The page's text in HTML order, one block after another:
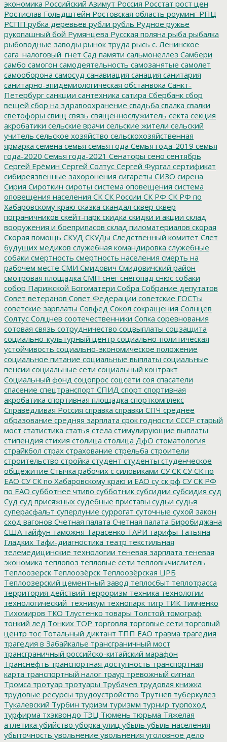
экономика Российский Азимут Россия Росстат рост цен
Ростислав Гольдштейн Ростовская область роуминг РПЦ
РСПП рубка деревьев рубли рубль Рудное ружье
рукопашный бой Румянцева Русская поляна рыба рыбалка
рыбоводные заводы рынок труда рысь с. Ленинское
сага_налоговый_гнет Сад памяти сальмонеллез Самбери
самбо самогон самодеятельность самозанятые самолет
самооборона самосуд санавиация санация санитария
санитарно-эпидемиологическая обстанвока Санкт-
Петербург санкции сантехника сатира Сбербанк сбор
вещей сбор на здравоохранение свадьба свалка свалки
светофоры свищ связь священнослужитель секта секция
акробатики сельские врачи сельские жители сельский
учитель сельское хозяйство сельскохозяйственная
ярмарка семена семья семья года Семья года-2019 семья
года-2020 Семья года-2021 Сенаторы сено сентябрь
Сергей Ерёмин Сергей Солтус Сергей Фургал сертификат
сибиреязвенные захоронения сигареты СИЗО сирена
Сирия Сироткин сироты система оповещения система
оповещения населения СК СК России СК РФ СК РФ по
Хабаровскому краю сказка скандал сквер сквер
пограничников скейт-парк скидка скидки и акции склад
вооружения и боеприпасов склад пиломатериалов скорая
Скорая помощь СКУД СКУДы Следственный комитет Слет
будущих медиков служебная командировка служебные
собаки смертность смертность населения смерть на
рабочем месте СМИ Смидович Смидовичский район
смотровая площадка СМП снег снегопад снюс собаки
собор Парижской Богоматери Собра Собрание депутатов
Совет ветеранов Совет Федерации советские ГОСТы
советские зарплаты Совфед Сокол сокращения Солнцев
Солтус Солцнев соотечественники Сопка соревнования
сотовая связь сотрудничество соцвыплаты соцзащита
социально-культурный центр социально-политическая
устойчивость социально-экономическое положение
социальное питание социальные выплаты социальные
пенсии социальные сети социальный контракт
Социальный фонд соцопрос соцсети соя спасатели
спасение спецтранспорт СПИД спорт спортивная
акробатика спортивная площадка спорткомплекс
Справедливая Россия справка справки СПЧ среднее
образование средняя зарплата срок годности СССР старый
мост статистика статья стела стимулирующие выплаты
стипендия стихия столица столица ДфО стоматология
страйкбол страх страхование стрельба строители
строительство стройка студент студенты студенческое
общежитие Стычка рабочих с силовиками СУ СК СУ СК по
ЕАО СУ СК по Хабаровскому краю и ЕАО су ск рф СУ СК РФ
по ЕАО субботнее чтиво субботник субсидии субсидия суд
Суд суд присяжных судебные приставы судьи судья
суперасфальт суперлуние суррогат суточные сухой закон
сход вагонов Счетная палата Счетная палата Биробиджана
США тайфун таможня Тарасенко ТАРИ тарифы Татьяна
Гладких Тафи-диагностика театр текстильная
телемедицинские технологии теневая зарплата теневая
экономика тепловоз тепловые сети тепловычислитель
Теплоозерск Теплоозёрск Теплоозёрская ЦРБ
Теплоозерский цементный завод теплосбыт теплотрасса
территория действий терроризм техника технологии
технологический_техникум технопарк тигр ТИК Тимченко
Тихомиров ТКО Тлустенко товары Толстой томограф
тонкий лед Тонких ТОР торговля торговые сети торговый
центр тос Тотальный диктант ТПП ЕАО травма трагедия
трагедия в Забайкалье трансграничный мост
трансграничный российско-китайский марафон
Транснефть транспортная доступность транспортная
карта транспортный налог траур тревожный сигнал
Тромса тротуар тротуары Трубачев трудовая книжка
трудовые ресурсы трудоустройство Трутнев туберкулез
Тукалевский Турбин туризм туризмм турнир турпоход
турфирма тхэквондо ТЭЦ Тюмень тюрьма Тяжелая
атлетика убийство уборка улиц убыль убыль населения
убыточность увольнение увольнения уголовное дело